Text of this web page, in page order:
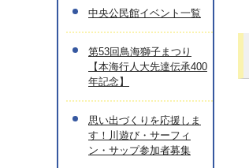
中央公民館イベント一覧
第53回鳥海獅子まつり
【本海行人大先達伝承400
年記念】
思い出づくりを応援しま
す！川遊び・サーフィ
ン・サップ参加者募集